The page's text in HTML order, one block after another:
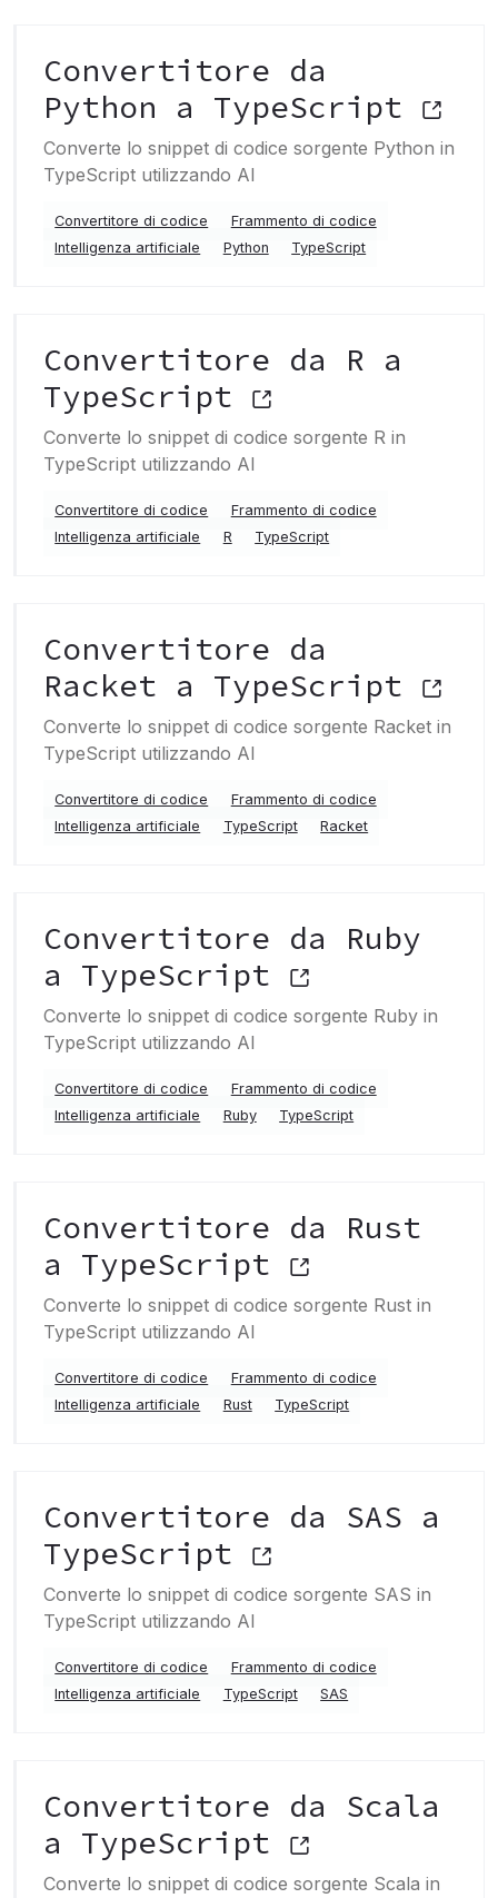
Convertitore da
Python a TypeScript
Converte lo snippet di codice sorgente Python in
TypeScript utilizzando AI
Convertitore di codice
Frammento di codice
Intelligenza artificiale
Python TypeScript
Convertitore da R a
TypeScript
Converte lo snippet di codice sorgente R in
TypeScript utilizzando AI
Convertitore di codice
Frammento di codice
Intelligenza artificiale
R TypeScript
Convertitore da
Racket a TypeScript
Converte lo snippet di codice sorgente Racket in
TypeScript utilizzando AI
Convertitore di codice
Frammento di codice
Intelligenza artificiale
TypeScript Racket
Convertitore da Ruby
a TypeScript
Converte lo snippet di codice sorgente Ruby in
TypeScript utilizzando AI
Convertitore di codice
Frammento di codice
Intelligenza artificiale
Ruby TypeScript
Convertitore da Rust
a TypeScript
Converte lo snippet di codice sorgente Rust in
TypeScript utilizzando AI
Convertitore di codice
Frammento di codice
Intelligenza artificiale
Rust TypeScript
Convertitore da SAS a
TypeScript
Converte lo snippet di codice sorgente SAS in
TypeScript utilizzando AI
Convertitore di codice
Frammento di codice
Intelligenza artificiale
TypeScript SAS
Convertitore da Scala
a TypeScript
Converte lo snippet di codice sorgente Scala in